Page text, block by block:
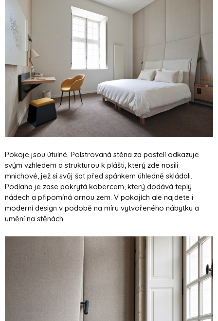
Pokoje jsou útulné. Polstrovaná stěna za postelí odkazuje
svým vzhledem a strukturou k plášti, který zde nosili
mnichové, jež si svůj šat před spánkem úhledně skládali.
Podlaha je zase pokrytá kobercem, který dodává teplý
nádech a připomíná ornou zem. V pokojích ale najdete i
moderní design v podobě na míru vytvořeného nábytku a
umění na stěnách.